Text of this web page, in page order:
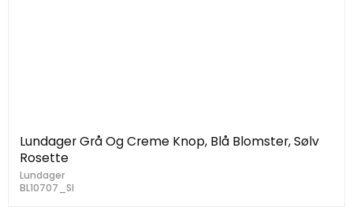
Lundager Grå Og Creme Knop, Blå Blomster, Sølv
Rosette
Lundager
BL10707_Sl